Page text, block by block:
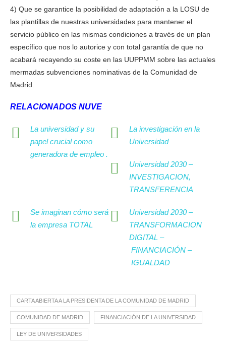
4) Que se garantice la posibilidad de adaptación a la LOSU de
las plantillas de nuestras universidades para mantener el
servicio público en las mismas condiciones a través de un plan
específico que nos lo autorice y con total garantía de que no
acabará recayendo su coste en las UUPPMM sobre las actuales
mermadas subvenciones nominativas de la Comunidad de
Madrid.
RELACIONADOS NUVE
La universidad y su
papel crucial como
generadora de empleo .
La investigación en la
Universidad
Universidad 2030 –
INVESTIGACION,
TRANSFERENCIA
Se imaginan cómo será
la empresa TOTAL
Universidad 2030 –
TRANSFORMACION
DIGITAL –
FINANCIACIÓN –
IGUALDAD
CARTA ABIERTA A LA PRESIDENTA DE LA COMUNIDAD DE MADRID
COMUNIDAD DE MADRID FINANCIACIÓN DE LA UNIVERSIDAD
LEY DE UNIVERSIDADES